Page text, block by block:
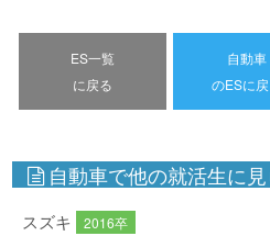
ES一覧
に戻る
自動車
のESに
自動車で他の就活生に
スズキ 2016卒